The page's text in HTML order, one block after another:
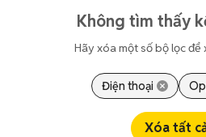
Không tìm thấy
Hãy xóa một số bộ lọc để
Điện thoại
Xóa tất